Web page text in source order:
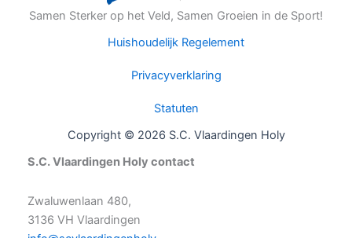
Samen Sterker op het Veld, Samen Groeien in de Sport!
Huishoudelijk Regelement
Privacyverklaring
Statuten
Copyright © 2026 S.C. Vlaardingen Holy
S.C. Vlaardingen Holy contact
Zwaluwenlaan 480,
3136 VH Vlaardingen